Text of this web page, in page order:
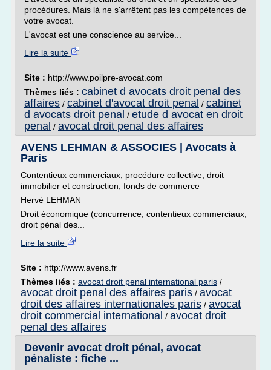
procédures. Mais là ne s'arrêtent pas les compétences de
votre avocat.
L'avocat est une conscience au service...
Lire la suite
Site : http://www.poilpre-avocat.com
Thèmes liés : cabinet d avocats droit penal des
affaires / cabinet d'avocat droit penal / cabinet
d avocats droit penal / etude d avocat en droit
penal / avocat droit penal des affaires
AVENS LEHMAN & ASSOCIES | Avocats à
Paris
Contentieux commerciaux, procédure collective, droit
immobilier et construction, fonds de commerce
Hervé LEHMAN
Droit économique (concurrence, contentieux commerciaux,
droit pénal des...
Lire la suite
Site : http://www.avens.fr
Thèmes liés : avocat droit penal international paris /
avocat droit penal des affaires paris / avocat
droit des affaires internationales paris / avocat
droit commercial international / avocat droit
penal des affaires
Devenir avocat droit pénal, avocat
pénaliste : fiche ...